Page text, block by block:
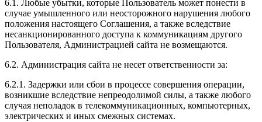
6.1. Любые убытки, которые Пользователь может понести в
случае умышленного или неосторожного нарушения любого
положения настоящего Соглашения, а также вследствие
несанкционированного доступа к коммуникациям другого
Пользователя, Администрацией сайта не возмещаются.
6.2. Администрация сайта не несет ответственности за:
6.2.1. Задержки или сбои в процессе совершения операции,
возникшие вследствие непреодолимой силы, а также любого
случая неполадок в телекоммуникационных, компьютерных,
электрических и иных смежных системах.